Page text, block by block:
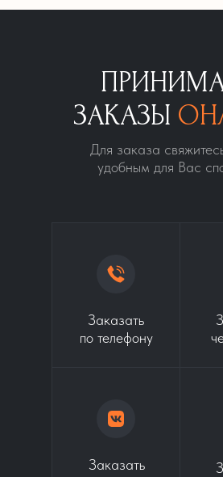
ЗАКАЗЫ
Для заказа
удобным для Вас
Заказать
по телефону
Заказать